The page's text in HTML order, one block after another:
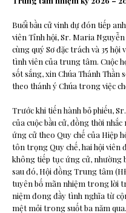
Buổi bầu cử vinh dự đón tiếp
viên Tỉnh hội, Sr. Maria
cùng quý Sơ đặc trách và 35 hội
tình viên của trung tâm. Cuộc
sốt sắng, xin Chúa Thánh Thần
theo thánh ý Chúa trong việc
Trước khi tiến hành bỏ phiếu,
của cuộc bầu cử, đồng thời
ứng cử theo Quy chế của Hiệp
tôn trọng Quy chế, hai hội viên
không tiếp tục ứng cử, nhường
sau đó, Hội đồng Trung tâm
tuyên bố mãn nhiệm trong lời
niệm đong đầy tình nghĩa từ
mệt mỏi trong suốt ba năm qua.